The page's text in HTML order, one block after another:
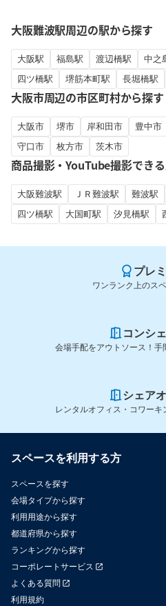
大阪難波駅周辺の駅から探す
大阪駅 福島駅 渡辺橋駅 中之
四ツ橋駅
堺筋本町駅 長堀橋駅
大阪市周辺の市区町村から探す
大阪市 堺市 岸和田市 豊中市
守口市
枚方市 茨木市
商品撮影・YouTube撮影でき
大阪難波駅 ＪＲ難波駅 難波駅
四ツ橋駅
大国町駅 汐見橋駅
プレ
ワンランク上のス
コンシ
会場手配をアウトソース！手
シェア
レンタルオフィス・コワー
スペースを利用する方
スペースを探す
会場タイプから探す
利用用途から探す
都道府県から探す
ランキングから探す
コーポレートサービス
よくある質問
利用規約